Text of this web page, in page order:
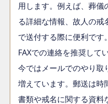
用します。例えば、葬儀
る詳細な情報、故人の
で送付する際に便利です
FAXでの連絡を推奨して
今ではメールでのやり取
増えています。郵送は時
書類や戒名に関する資料